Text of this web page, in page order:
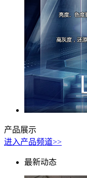
产品展示
进入产品频道>>
最新动态